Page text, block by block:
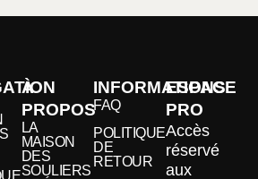
À
PROPOS
LA
MAISON
DES
SOULIERS
INFORMATIONS
FAQ
POLITIQUE
DE
RETOUR
ESPACE
PRO
Accès
réservé
aux